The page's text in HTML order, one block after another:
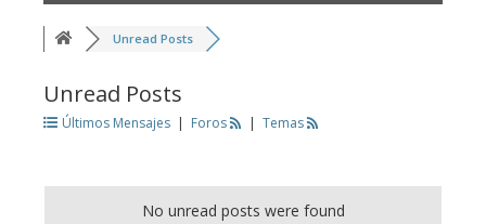
Unread Posts
Unread Posts
Últimos Mensajes | Foros | Temas
No unread posts were found